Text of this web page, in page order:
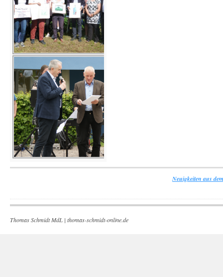
Neuigkeiten aus
Thomas Schmidt MdL | thomas-schmidt-online.de